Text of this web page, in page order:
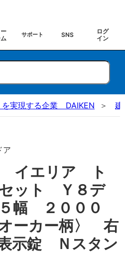
サポート SNS
ログ
イン
を実現する企業 DAIKEN 建
ア
イエリア ト
ット Ｙ８デ
幅 ２０００
ーカー柄〉 右
示錠 Ｎスタン